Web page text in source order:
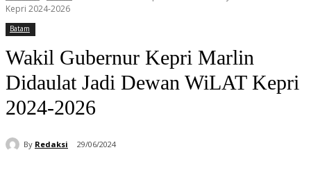
Kepri 2024-2026
Batam
Wakil Gubernur Kepri Marlin
Didaulat Jadi Dewan WiLAT Kepri
2024-2026
By Redaksi 29/06/2024